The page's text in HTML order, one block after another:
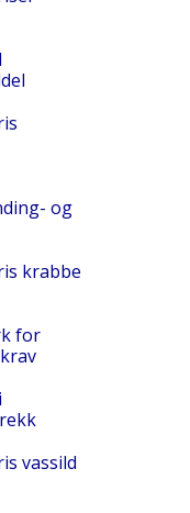
og
krabbe
for
vassild